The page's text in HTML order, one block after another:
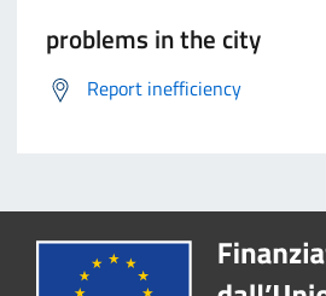
problems in the city
Report inefficiency